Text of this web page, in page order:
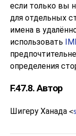
если только вы
для отдельных
имена в
использовать
определения
F.47.8. Автор
Шигеру Ханада <